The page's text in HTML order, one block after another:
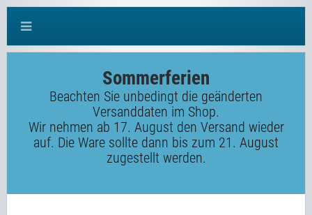
Sommerferien
Beachten Sie unbedingt die geänderten
Versanddaten im Shop.
Wir nehmen ab 17. August den Versand wieder
auf. Die Ware sollte dann bis zum 21. August
zugestellt werden.